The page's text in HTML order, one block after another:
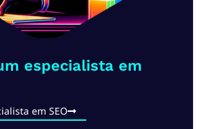
especialista em
em SEO